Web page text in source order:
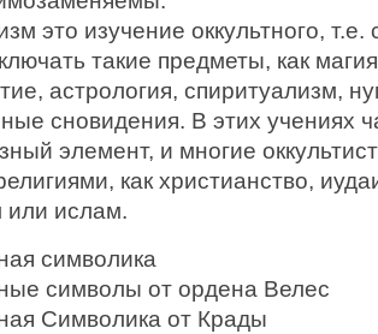
это изучение оккультного,
такие предметы, как
астрология, спиритуализм,
сновидения. В этих учениях
элемент, и многие
как христианство,
или ислам.
символика
символы от ордена Велес
Символика от Крады